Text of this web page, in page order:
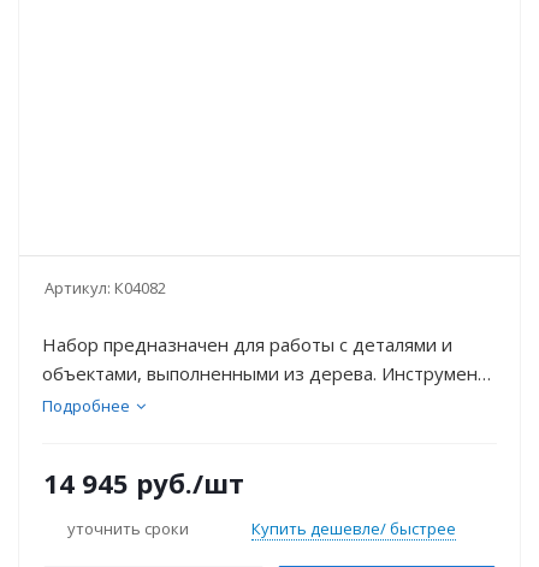
Артикул: К04082
Набор предназначен для работы с деталями и
объектами, выполненными из дерева. Инструмент
позволяет произвести "первичную" обработку и
Подробнее
14 945 руб./шт
уточнить сроки Купить дешевле/ быстрее